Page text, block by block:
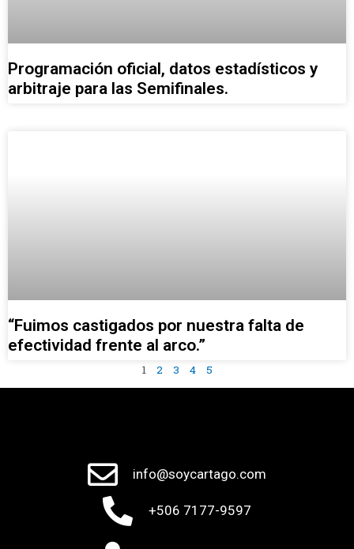
Programación oficial, datos estadísticos y
arbitraje para las Semifinales.
“Fuimos castigados por nuestra falta de
efectividad frente al arco.”
1 2 3 4 5
info@soycartago.com
+506 7177-9597